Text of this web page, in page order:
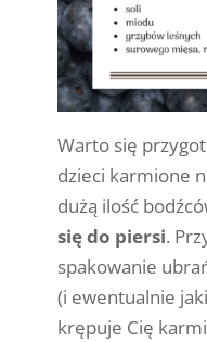
Warto się
dzieci karmione
dużą ilość
się do piersi.
spakowanie
(i ewentualnie
krępuje Cię